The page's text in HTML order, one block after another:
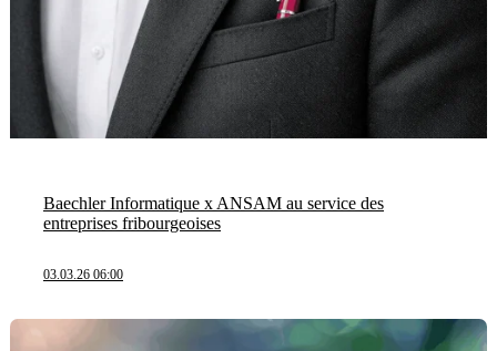
Baechler Informatique x ANSAM au service des
entreprises fribourgeoises
03.03.26 06:00